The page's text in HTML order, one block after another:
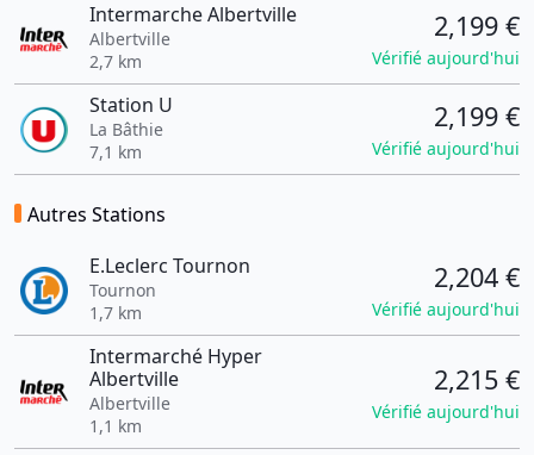
Intermarche Albertville
Albertville
2,7 km
2,199 €
Vérifié aujourd'hui
Station U
La Bâthie
7,1 km
2,199 €
Vérifié aujourd'hui
Autres Stations
E.Leclerc Tournon
Tournon
1,7 km
2,204 €
Vérifié aujourd'hui
Intermarché Hyper
Albertville
Albertville
1,1 km
2,215 €
Vérifié aujourd'hui